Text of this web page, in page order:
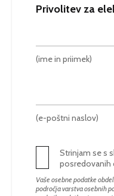
Privolitev za
(ime in priimek)
(e-poštni naslov)
Strinjam se s
posredovanih
Vaše osebne podatke
področja varstva osebnih